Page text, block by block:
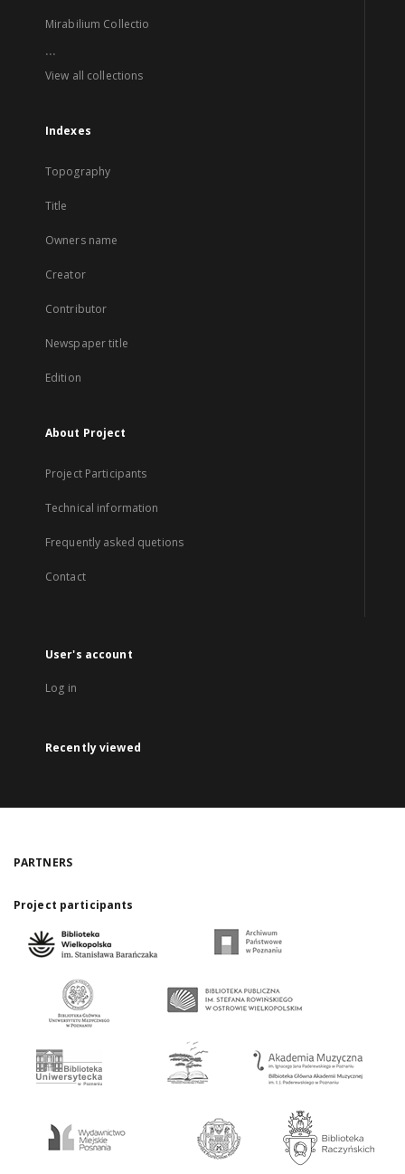
Mirabilium Collectio
...
View all collections
Indexes
Topography
Title
Owners name
Creator
Contributor
Newspaper title
Edition
About Project
Project Participants
Technical information
Frequently asked quetions
Contact
User's account
Log in
Recently viewed
PARTNERS
Project participants